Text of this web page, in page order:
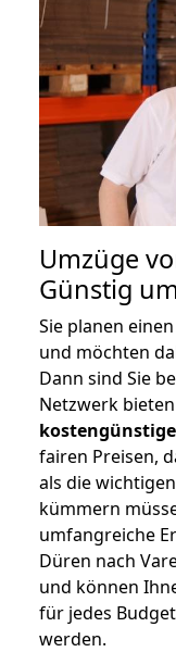
Umzüge
Günstig
Sie planen
und möchten
Dann sind Sie
Netzwerk
fairen Preisen,
als die
kümmern
umfangreiche
Düren nach
und können
für jedes
werden.